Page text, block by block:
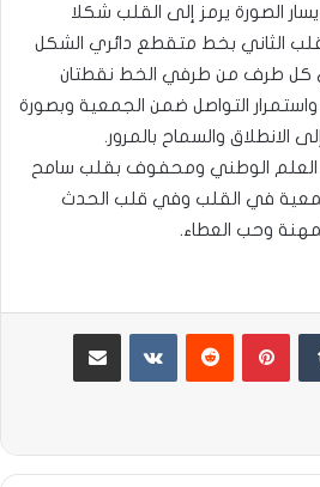
الصورة يرمز إلى القلب شكلا
الثاني بخط متقطع دائري الشكل
كل طرف من طرفي الخط نقطتان
واستمرار التواصل ضمن الجمعية وبصورة
الانطلاق والسماح بالمرور.
العلم الوطني ومحفوف بقلب سامح
في القلب وفي قلب الحدث
وحب العطاء.
بينتيريست مشاركة عبر البريد